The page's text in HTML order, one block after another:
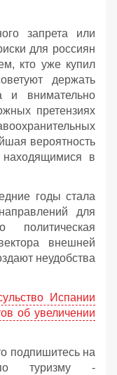
запрета или
для россиян
кто уже купил
держать
и внимательно
претензиях
вероятность
в
годы стала
для
политическая
внешней
неудобства
Испании
об увеличении
подпишитесь на
туризму -